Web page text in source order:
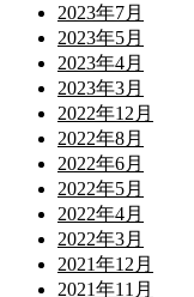
2023年7月
2023年5月
2023年4月
2023年3月
2022年12月
2022年8月
2022年6月
2022年5月
2022年4月
2022年3月
2021年12月
2021年11月